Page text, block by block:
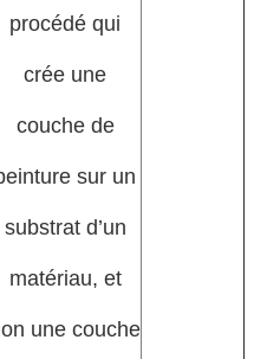
procédé qui
crée une
couche de
sur un
substrat d’un
matériau, et
une couche